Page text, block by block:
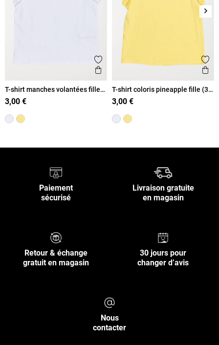
Ajouter aux favoris
Aperçu rapide
T-shirt manches volantées fille
(3-12A)
3,00 €
T-shirt coloris pineapple fille (3-
12A)
3,00 €
Paiement
sécurisé
Livraison gratuite
en magasin
Retour & échange
gratuit en magasin
30 jours pour
changer d’avis
Nous
contacter